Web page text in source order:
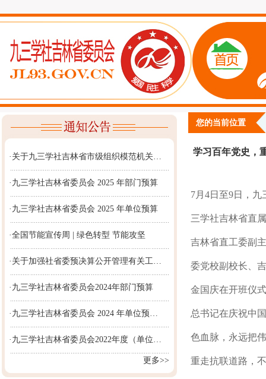
·关于九三学社吉林省市级组织模范机关…
·九三学社吉林省委员会 2025 年部门预算
·九三学社吉林省委员会 2025 年单位预算
·全国节能宣传周 | 绿色转型 节能攻坚
·关于加强社省委预决算公开管理有关工…
·九三学社吉林省委员会2024年部门预算
·九三学社吉林省委员会 2024 年单位预…
·九三学社吉林省委员会2022年度（单位…
更多>>
您的当前位置
学习百年党史，
7月4日至9日，
三学社吉林省直
吉林省直工委副
委党校副校长、
金国庆在开班仪
总书记在庆祝中
色血脉，永远把
重走抗联道路，